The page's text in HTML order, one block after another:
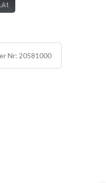
Nr: 20581000